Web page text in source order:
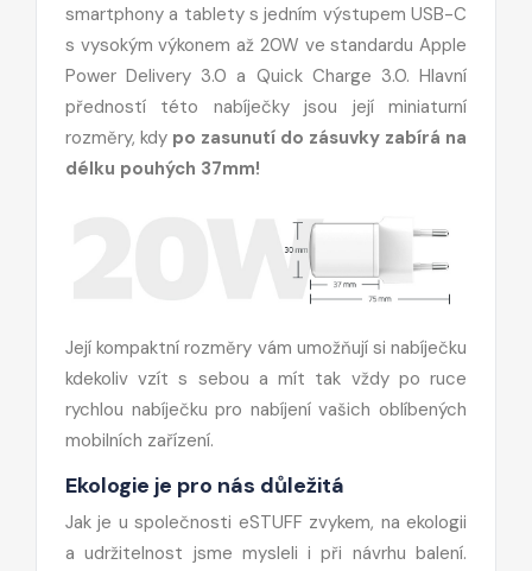
smartphony a tablety s jedním výstupem USB-C
s vysokým výkonem až 20W ve standardu Apple
Power Delivery 3.0 a Quick Charge 3.0. Hlavní
předností této nabíječky jsou její miniaturní
rozměry, kdy po zasunutí do zásuvky zabírá na
délku pouhých 37mm!
Její kompaktní rozměry vám umožňují si nabíječku
kdekoliv vzít s sebou a mít tak vždy po ruce
rychlou nabíječku pro nabíjení vašich oblíbených
mobilních zařízení.
Ekologie je pro nás důležitá
Jak je u společnosti eSTUFF zvykem, na ekologii
a udržitelnost jsme mysleli i při návrhu balení.